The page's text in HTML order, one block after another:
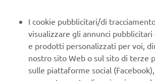
2017 Yamaha Racing Experience (YRE)
owners
All customers who purchase the 2017
invited to attend the 2-day long
I cookie pubblicitari/di
visualizzare gli annunci
e prodotti personalizzati per voi,
nostro sito Web o sul sito di terze
sulle piattaforme social